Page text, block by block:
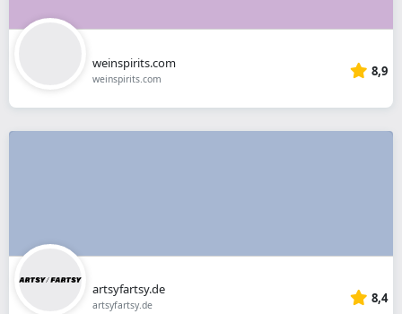
weinspirits.com
weinspirits.com 8,9
artsyfartsy.de
artsyfartsy.de 8,4